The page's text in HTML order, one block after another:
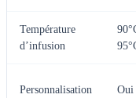
Température
d’infusion
Personnalisation Oui